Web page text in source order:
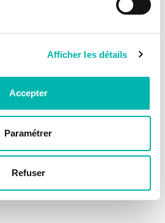
Afficher les détails
Accepter
Paramétrer
Refuser